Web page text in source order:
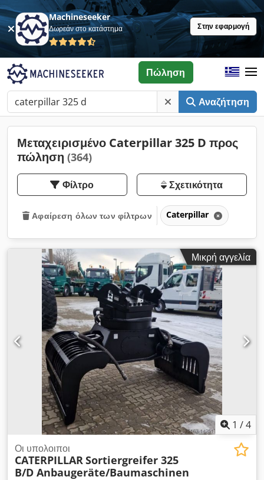
Machineseeker
Δωρεάν στο κατάστημα Στην εφαρμογή
Αναζήτηση
Πώληση
Μεταχειρισμένο Caterpillar 325 D προς
πώληση (364)
Φίλτρο Σχετικότητα
Αφαίρεση όλων των φίλτρων Caterpillar
Μικρή αγγελία
1 /4
Οι υπολοιποι
CATERPILLARSortiergreifer 325
B/D Anbaugeräte/Baumaschinen